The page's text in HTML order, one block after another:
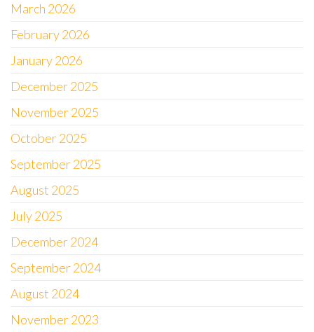
March 2026
February 2026
January 2026
December 2025
November 2025
October 2025
September 2025
August 2025
July 2025
December 2024
September 2024
August 2024
November 2023